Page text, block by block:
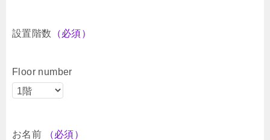
設置階数 （必須）
Floor number
お名前
（必須）